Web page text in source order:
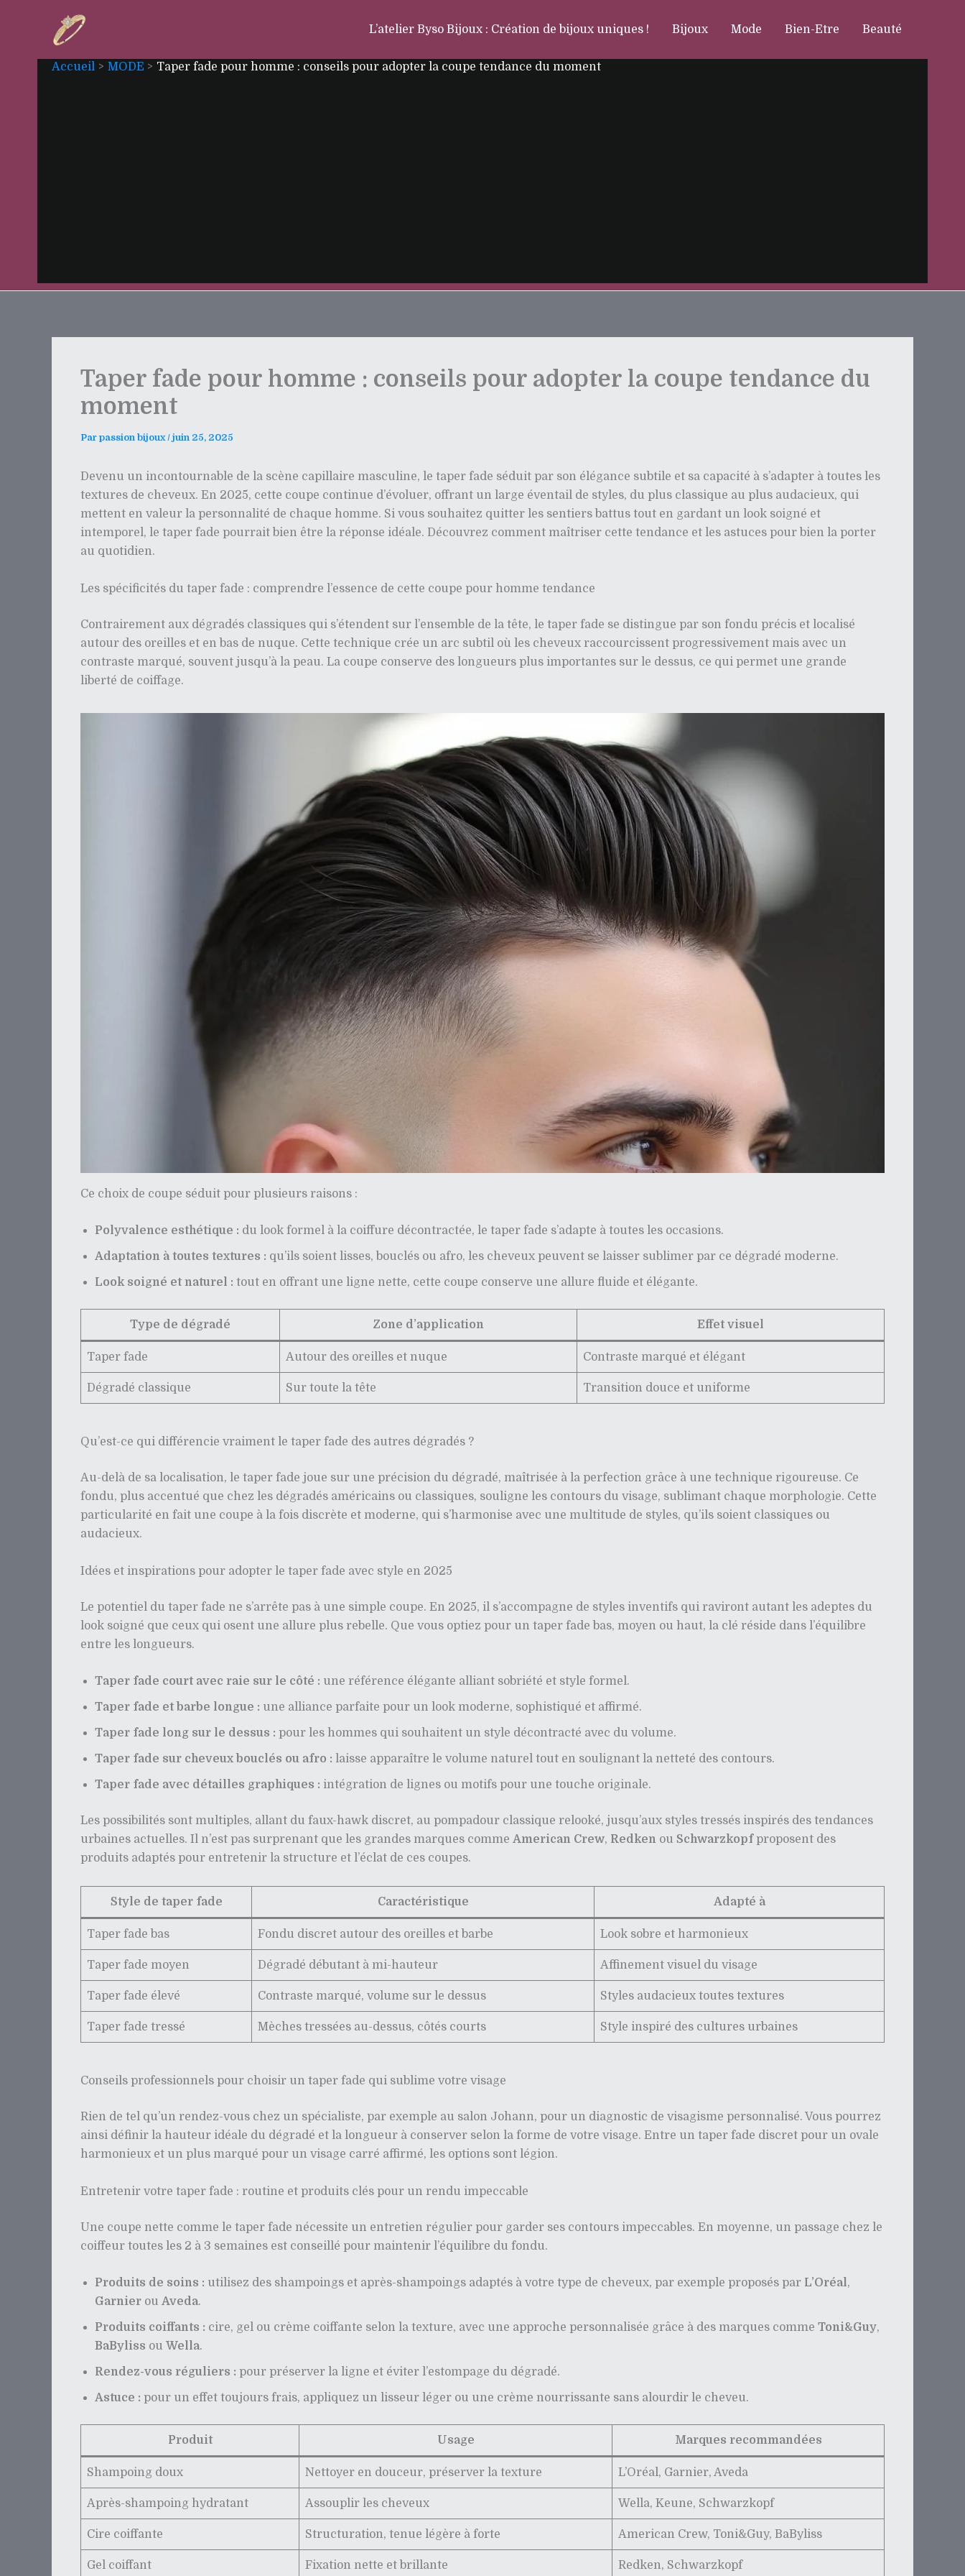
L’atelier Byso Bijoux : Création de bijoux uniques ! Bijoux Mode Bien-Etre Beauté
Accueil MODE Taper fade pour homme : conseils pour adopter la coupe tendance du moment
Taper fade pour homme : conseils pour adopter la coupe tendance du
moment
Par passion bijoux/ juin 25, 2025
Devenu un incontournable de la scène capillaire masculine, le taper fade séduit par son élégance subtile et sa capacité à s’adapter à toutes les
textures de cheveux. En 2025, cette coupe continue d’évoluer, offrant un large éventail de styles, du plus classique au plus audacieux, qui
mettent en valeur la personnalité de chaque homme. Si vous souhaitez quitter les sentiers battus tout en gardant un look soigné et
intemporel, le taper fade pourrait bien être la réponse idéale. Découvrez comment maîtriser cette tendance et les astuces pour bien la porter
au quotidien.
Les spécificités du taper fade : comprendre l’essence de cette coupe pour homme tendance
Contrairement aux dégradés classiques qui s’étendent sur l’ensemble de la tête, le taper fade se distingue par son fondu précis et localisé
autour des oreilles et en bas de nuque. Cette technique crée un arc subtil où les cheveux raccourcissent progressivement mais avec un
contraste marqué, souvent jusqu’à la peau. La coupe conserve des longueurs plus importantes sur le dessus, ce qui permet une grande
liberté de coiffage.
Ce choix de coupe séduit pour plusieurs raisons :
Polyvalence esthétique : du look formel à la coiffure décontractée, le taper fade s’adapte à toutes les occasions.
Adaptation à toutes textures : qu’ils soient lisses, bouclés ou afro, les cheveux peuvent se laisser sublimer par ce dégradé moderne.
Look soigné et naturel : tout en offrant une ligne nette, cette coupe conserve une allure fluide et élégante.
Type de dégradé Zone d’application Effet visuel
Taper fade Autour des oreilles et nuque Contraste marqué et élégant
Dégradé classique Sur toute la tête Transition douce et uniforme
Qu’est-ce qui différencie vraiment le taper fade des autres dégradés ?
Au-delà de sa localisation, le taper fade joue sur une précision du dégradé, maîtrisée à la perfection grâce à une technique rigoureuse. Ce
fondu, plus accentué que chez les dégradés américains ou classiques, souligne les contours du visage, sublimant chaque morphologie. Cette
particularité en fait une coupe à la fois discrète et moderne, qui s’harmonise avec une multitude de styles, qu’ils soient classiques ou
audacieux.
Idées et inspirations pour adopter le taper fade avec style en 2025
Le potentiel du taper fade ne s’arrête pas à une simple coupe. En 2025, il s’accompagne de styles inventifs qui raviront autant les adeptes du
look soigné que ceux qui osent une allure plus rebelle. Que vous optiez pour un taper fade bas, moyen ou haut, la clé réside dans l’équilibre
entre les longueurs.
Taper fade court avec raie sur le côté : une référence élégante alliant sobriété et style formel.
Taper fade et barbe longue : une alliance parfaite pour un look moderne, sophistiqué et affirmé.
Taper fade long sur le dessus : pour les hommes qui souhaitent un style décontracté avec du volume.
Taper fade sur cheveux bouclés ou afro : laisse apparaître le volume naturel tout en soulignant la netteté des contours.
Taper fade avec détailles graphiques : intégration de lignes ou motifs pour une touche originale.
Les possibilités sont multiples, allant du faux-hawk discret, au pompadour classique relooké, jusqu’aux styles tressés inspirés des tendances
urbaines actuelles. Il n’est pas surprenant que les grandes marques comme American Crew, Redken ou Schwarzkopfproposent des
produits adaptés pour entretenir la structure et l’éclat de ces coupes.
Style de taper fade Caractéristique Adapté à
Taper fade bas Fondu discret autour des oreilles et barbe Look sobre et harmonieux
Taper fade moyen Dégradé débutant à mi-hauteur Affinement visuel du visage
Taper fade élevé Contraste marqué, volume sur le dessus Styles audacieux toutes textures
Taper fade tressé Mèches tressées au-dessus, côtés courts Style inspiré des cultures urbaines
Conseils professionnels pour choisir un taper fade qui sublime votre visage
Rien de tel qu’un rendez-vous chez un spécialiste, par exemple au salon Johann, pour un diagnostic de visagisme personnalisé. Vous pourrez
ainsi définir la hauteur idéale du dégradé et la longueur à conserver selon la forme de votre visage. Entre un taper fade discret pour un ovale
harmonieux et un plus marqué pour un visage carré affirmé, les options sont légion.
Entretenir votre taper fade : routine et produits clés pour un rendu impeccable
Une coupe nette comme le taper fade nécessite un entretien régulier pour garder ses contours impeccables. En moyenne, un passage chez le
coiffeur toutes les 2 à 3 semaines est conseillé pour maintenir l’équilibre du fondu.
Produits de soins : utilisez des shampoings et après-shampoings adaptés à votre type de cheveux, par exemple proposés par L’Oréal,
Garnier ou Aveda.
Produits coiffants : cire, gel ou crème coiffante selon la texture, avec une approche personnalisée grâce à des marques comme Toni&Guy,
BaByliss ou Wella.
Rendez-vous réguliers : pour préserver la ligne et éviter l’estompage du dégradé.
Astuce : pour un effet toujours frais, appliquez un lisseur léger ou une crème nourrissante sans alourdir le cheveu.
Produit Usage Marques recommandées
Shampoing doux Nettoyer en douceur, préserver la texture L’Oréal, Garnier, Aveda
Après-shampoing hydratant Assouplir les cheveux Wella, Keune, Schwarzkopf
Cire coiffante Structuration, tenue légère à forte American Crew, Toni&Guy, BaByliss
Gel coiffant Fixation nette et brillante Redken, Schwarzkopf